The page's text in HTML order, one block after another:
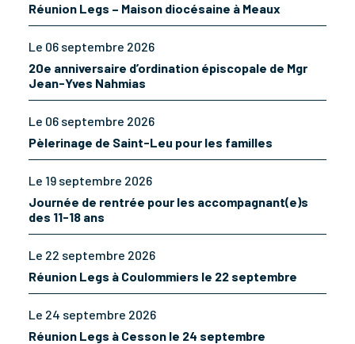
Réunion Legs – Maison diocésaine à Meaux
Le 06 septembre 2026
20e anniversaire d’ordination épiscopale de Mgr
Jean-Yves Nahmias
Le 06 septembre 2026
Pèlerinage de Saint-Leu pour les familles
Le 19 septembre 2026
Journée de rentrée pour les accompagnant(e)s
des 11-18 ans
Le 22 septembre 2026
Réunion Legs à Coulommiers le 22 septembre
Le 24 septembre 2026
Réunion Legs à Cesson le 24 septembre